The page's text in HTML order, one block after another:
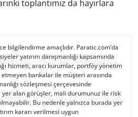
toplantımız da hayırlara
bilgilendirme amaçlıdır. Paratic.com’da
yatırım danışmanlığı kapsamında
hizmeti, aracı kurumlar, portföy yönetim
bankalar ile müşteri arasında
sözleşmesi çerçevesinde
yer alan görüşler, mali durumunuz ile risk
Bu nedenle yalnızca burada yer
kararı verilmesi uygun